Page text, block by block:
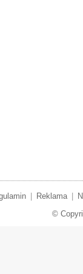
Reklama
©